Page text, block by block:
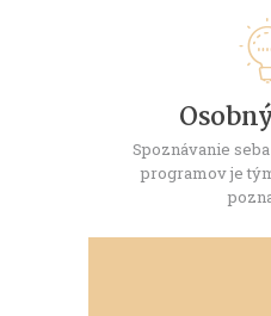
Spoznávanie
programov je